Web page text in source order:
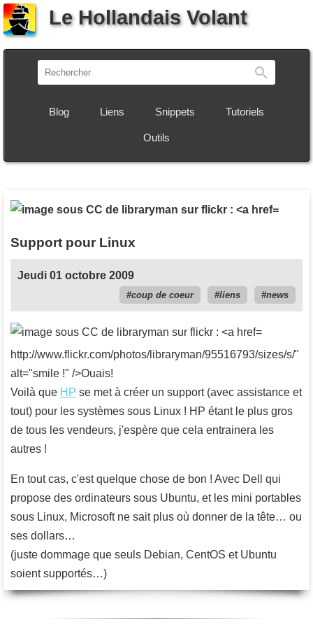
Le Hollandais Volant
Blog Liens Snippets Tutoriels
Outils
Support pour Linux
Jeudi 01 octobre 2009
coup de coeur liens news
http://www.flickr.com/photos/libraryman/95516793/sizes/s/"
alt="smile !" />Ouais!
Voilà que HP se met à créer un support (avec assistance et
tout) pour les systèmes sous Linux ! HP étant le plus gros
de tous les vendeurs, j'espère que cela entrainera les
autres !
En tout cas, c'est quelque chose de bon ! Avec Dell qui
propose des ordinateurs sous Ubuntu, et les mini portables
sous Linux, Microsoft ne sait plus où donner de la tête… ou
ses dollars…
(juste dommage que seuls Debian, CentOS et Ubuntu
soient supportés…)